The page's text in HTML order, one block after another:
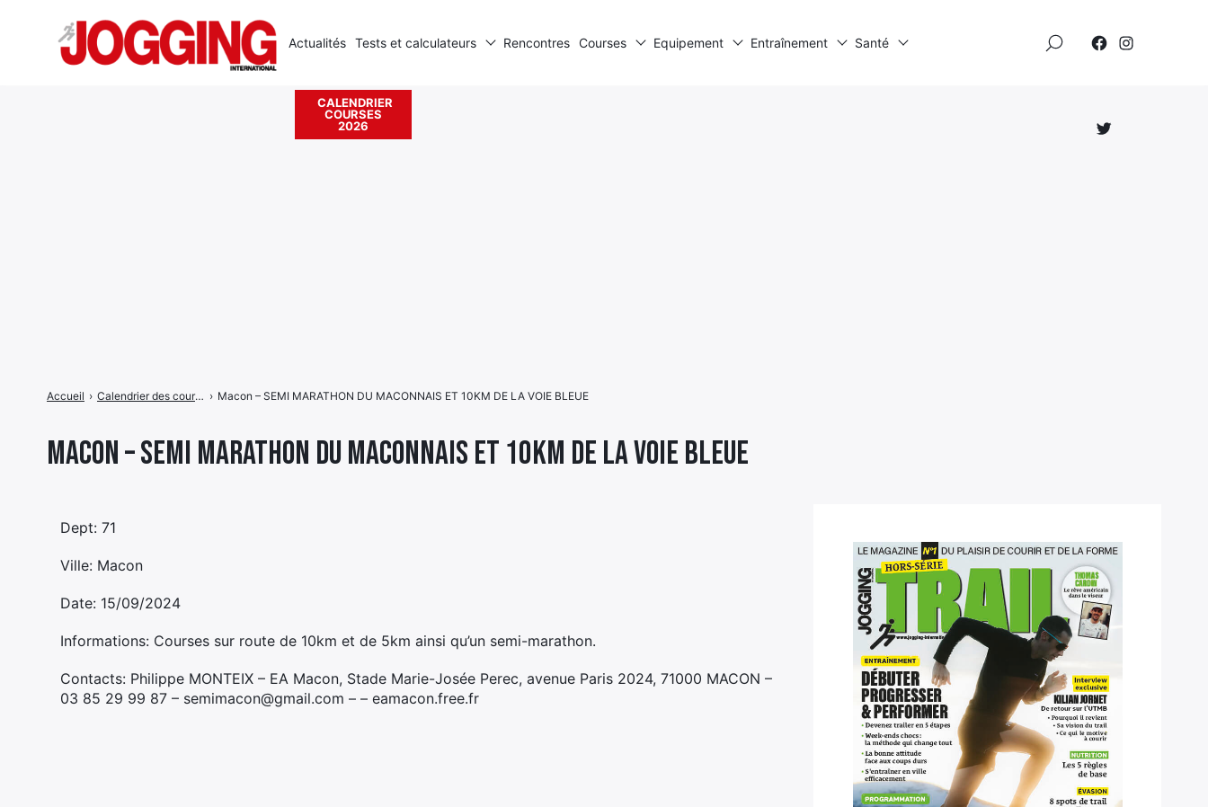
Macon – SEMI MARATHON DU MACONNAIS ET 10KM DE LA VOIE BLEUE
Accueil › Calendrier des courses › Macon – SEMI MARATHON DU MACONNAIS ET 10KM DE LA VOIE BLEUE
Dept: 71
Ville: Macon
Date: 15/09/2024
Informations: Courses sur route de 10km et de 5km ainsi qu’un semi-marathon.
Contacts: Philippe MONTEIX – EA Macon, Stade Marie-Josée Perec, avenue Paris 2024, 71000 MACON –
03 85 29 99 87 – semimacon@gmail.com – – eamacon.free.fr
Actualités Tests et calculateurs Rencontres Courses Equipement Entraînement Santé
CALENDRIER
COURSES
2026
Élément
Rechercher